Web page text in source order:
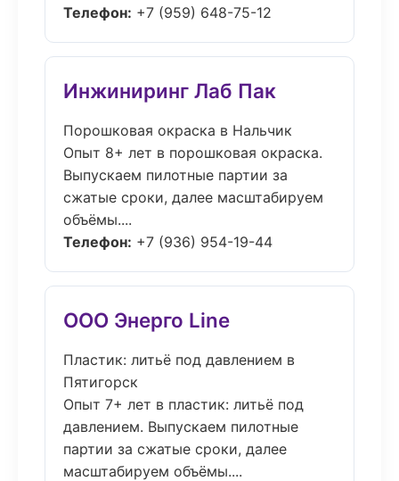
Телефон: +7 (959) 648-75-12
Инжиниринг Лаб Пак
Порошковая окраска в Нальчик
Опыт 8+ лет в порошковая окраска.
Выпускаем пилотные партии за
сжатые сроки, далее масштабируем
объёмы....
Телефон: +7 (936) 954-19-44
ООО Энерго Line
Пластик: литьё под давлением в
Пятигорск
Опыт 7+ лет в пластик: литьё под
давлением. Выпускаем пилотные
партии за сжатые сроки, далее
масштабируем объёмы....